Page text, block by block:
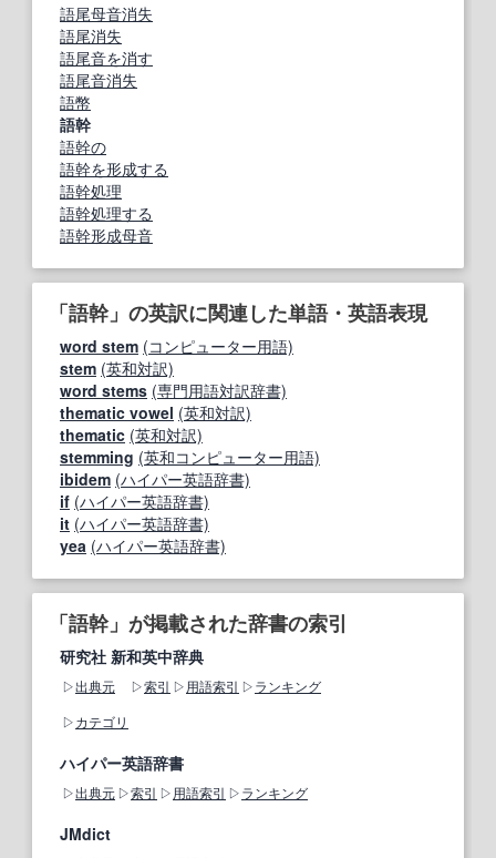
語尾母音消失
語尾消失
語尾音を消す
語尾音消失
語幣
語幹
語幹の
語幹を形成する
語幹処理
語幹処理する
語幹形成母音
「語幹」の英訳に関連した単語・英語表現
word stem (コンピューター用語)
stem (英和対訳)
word stems (専門用語対訳辞書)
thematic vowel (英和対訳)
thematic (英和対訳)
stemming (英和コンピューター用語)
ibidem (ハイパー英語辞書)
if (ハイパー英語辞書)
it (ハイパー英語辞書)
yea (ハイパー英語辞書)
「語幹」が掲載された辞書の索引
研究社 新和英中辞典
出典元 索引 用語索引
ランキング
カテゴリ
ハイパー英語辞書
出典元 索引 用語索引 ランキング
JMdict